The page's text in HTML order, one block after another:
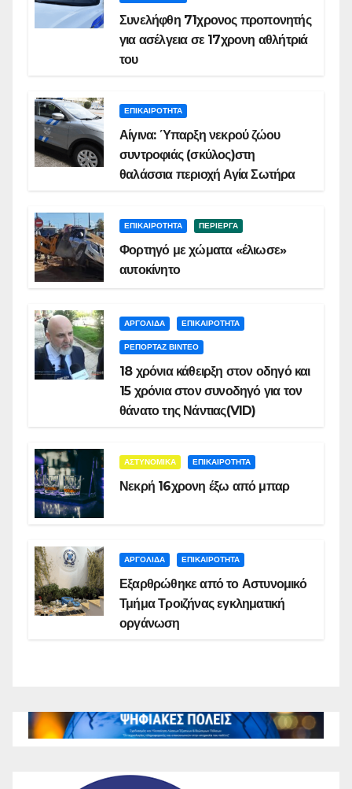
Συνελήφθη 71χρονος προπονητής
για ασέλγεια σε 17χρονη αθλήτριά
του
ΕΠΙΚΑΙΡΟΤΗΤΑ
Αίγινα: Ύπαρξη νεκρού ζώου
συντροφιάς (σκύλος)στη
θαλάσσια περιοχή Αγία Σωτήρα
ΕΠΙΚΑΙΡΟΤΗΤΑ ΠΕΡΙΕΡΓΑ
Φορτηγό με χώματα «έλιωσε»
αυτοκίνητο
ΑΡΓΟΛΙΔΑ ΕΠΙΚΑΙΡΟΤΗΤΑ
ΡΕΠΟΡΤΑΖ ΒΙΝΤΕΟ
18 χρόνια κάθειρξη στον οδηγό και
15 χρόνια στον συνοδηγό για τον
θάνατο της Νάντιας(VID)
ΑΣΤΥΝΟΜΙΚΑ ΕΠΙΚΑΙΡΟΤΗΤΑ
Νεκρή 16χρονη έξω από μπαρ
ΑΡΓΟΛΙΔΑ ΕΠΙΚΑΙΡΟΤΗΤΑ
Εξαρθρώθηκε από το Αστυνομικό
Τμήμα Τροιζήνας εγκληματική
οργάνωση